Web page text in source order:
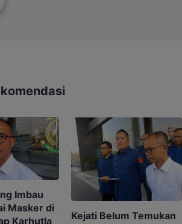
Imbau
Masker di
Karhutla
Kejati Belum Temukan